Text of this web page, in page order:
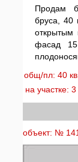
Продам
бруса, 40
открытым
фасад 15
общ/пл: 40
на участке: 3
объект: №